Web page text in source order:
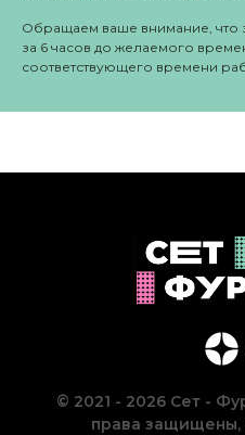
Обращаем ваше внимание, что
за 6 часов до желаемого
соответствующего времени
© 2021 - 2026 Сет -
права защищены,